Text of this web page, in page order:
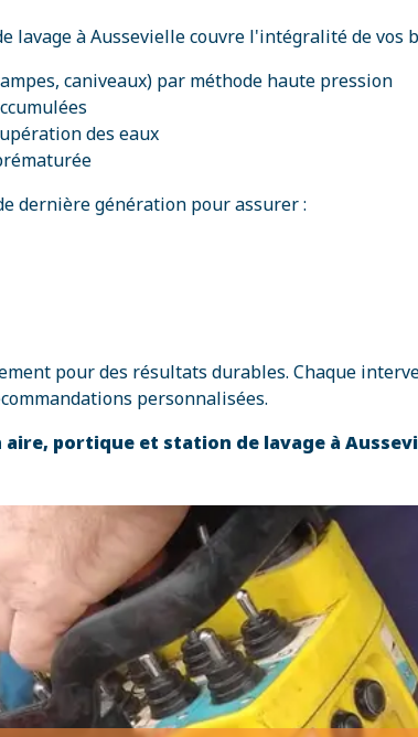
à Aussevielle couvre l'intégralité de vos
caniveaux) par méthode haute pression
des eaux
dernière génération pour assurer :
pour des résultats durables. Chaque
personnalisées.
portique et station de lavage à